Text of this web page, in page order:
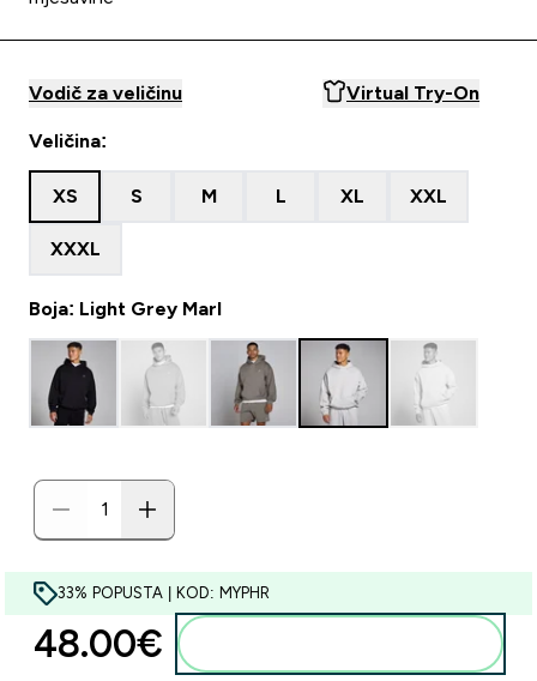
Vodič za veličinu Virtual Try-On
Veličina:
XS S M L XL XXL
XXXL
Boja: Light Grey Marl
33% POPUSTA | KOD: MYPHR
48.00€‎